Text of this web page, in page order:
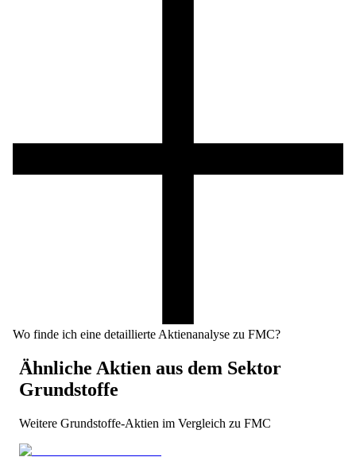
Wo finde ich eine detaillierte Aktienanalyse zu FMC?
Ähnliche Aktien aus dem Sektor
Grundstoffe
Weitere Grundstoffe-Aktien im Vergleich zu FMC